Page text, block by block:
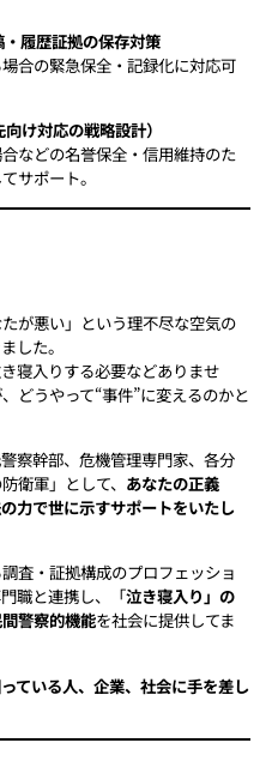
履歴証拠の保存対策
合の緊急保全・記録化に対応可
け対応の戦略設計）
などの名誉保全・信用維持のた
サポート。
が悪い」という理不尽な空気の
した。
寝入りする必要などありませ
どうやって“事件”に変えるのかと
察幹部、危機管理専門家、各分
衛軍」として、 あなたの正義
力で世に示すサポートをいたし
査・証拠構成のプロフェッショ
職と連携し、「泣き寝入り」の
警察的機能を社会に提供してま
ている人、企業、社会に手を差し